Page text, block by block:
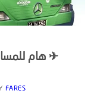
هام للمسافرين الى مطار اسطنبول الجديد ✈
FARES